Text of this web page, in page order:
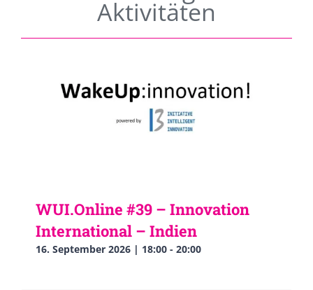
Aktivitäten
WUI.Online #39 – Innovation
International – Indien
16. September 2026 | 18:00 - 20:00